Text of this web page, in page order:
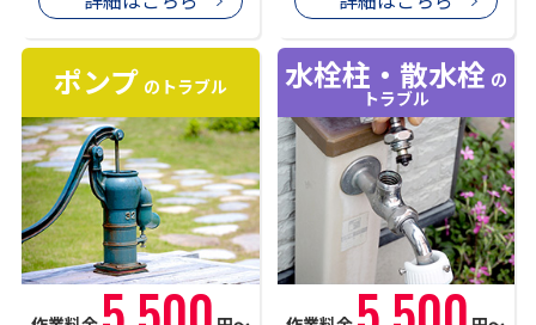
ポンプ のトラブル 水栓柱・散水栓 の
トラブル